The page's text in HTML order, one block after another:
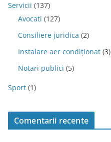
Servicii (137)
Avocati (127)
Consiliere juridica (2)
Instalare aer condiționat (3)
Notari publici (5)
Sport (1)
Comentarii recente